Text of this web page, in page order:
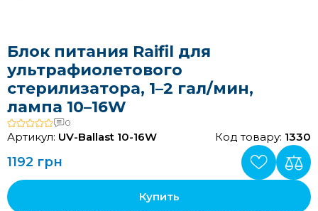
Блок питания Raifil для
ультрафиолетового
стерилизатора, 1–2 гал/мин,
лампа 10–16W
0
Артикул: UV-Ballast 10-16W Код товару: 1330
1192 грн
Купить